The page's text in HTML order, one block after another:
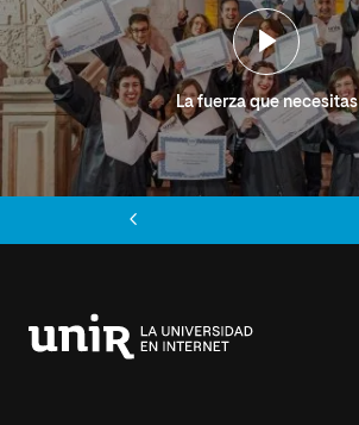
La fuerza que necesitas